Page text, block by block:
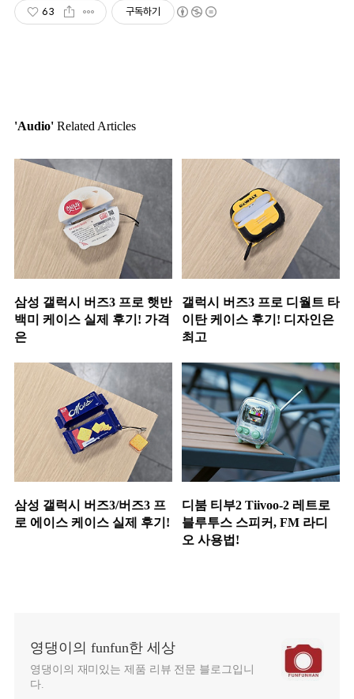
63 구독하기
'Audio' Related Articles
삼성 갤럭시 버즈3 프로 햇반
백미 케이스 실제 후기! 가격
은
갤럭시 버즈3 프로 디월트 타
이탄 케이스 후기! 디자인은
최고
삼성 갤럭시 버즈3/버즈3 프
로 에이스 케이스 실제 후기!
디붐 티부2 Tiivoo-2 레트로
블루투스 스피커, FM 라디
오 사용법!
영댕이의 funfun한 세상
영댕이의 재미있는 제품 리뷰 전문 블로그입니
다.